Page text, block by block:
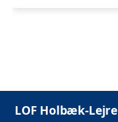
LOF Holbæk-Lejre